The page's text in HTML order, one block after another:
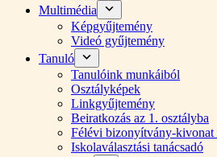
Multimédia
Képgyűjtemény
Videó gyűjtemény
Tanuló
Tanulóink munkáiból
Osztályképek
Linkgyűjtemény
Beiratkozás az 1. osztályba
Félévi bizonyítvány-kivonat
Iskolaválasztási tanácsadó